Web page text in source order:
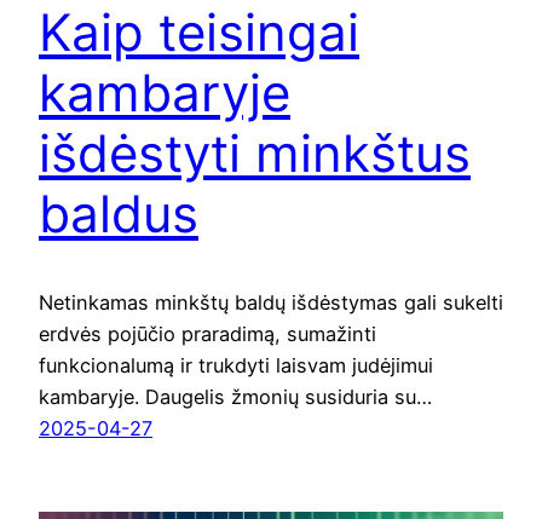
Kaip teisingai
kambaryje
išdėstyti minkštus
baldus
Netinkamas minkštų baldų išdėstymas gali sukelti
erdvės pojūčio praradimą, sumažinti
funkcionalumą ir trukdyti laisvam judėjimui
kambaryje. Daugelis žmonių susiduria su…
2025-04-27